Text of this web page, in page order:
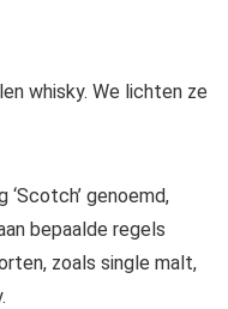
whisky. We lichten ze
genoemd,
bepaalde regels
zoals single malt,